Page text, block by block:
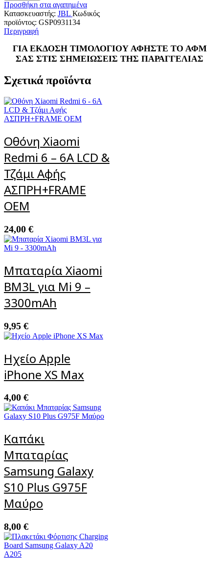
Προσθήκη στα αγαπημένα
Κατασκευαστής: JBL Κωδικός
προϊόντος: GSP0931134
Περιγραφή
ΓΙΑ ΕΚΔΟΣΗ ΤΙΜΟΛΟΓΙΟΥ ΑΦΗΣΤΕ ΤΟ ΑΦΜ
ΣΑΣ ΣΤΙΣ ΣΗΜΕΙΩΣΕΙΣ ΤΗΣ ΠΑΡΑΓΓΕΛΙΑΣ
Σχετικά προϊόντα
Οθόνη Xiaomi
Redmi 6 – 6A LCD &
Τζάμι Αφής
ΑΣΠΡΗ+FRAME
OEM
24,00 €
Μπαταρία Xiaomi
BM3L για Mi 9 –
3300mAh
9,95 €
Ηχείο Apple
iPhone XS Max
4,00 €
Καπάκι
Μπαταρίας
Samsung Galaxy
S10 Plus G975F
Μαύρο
8,00 €